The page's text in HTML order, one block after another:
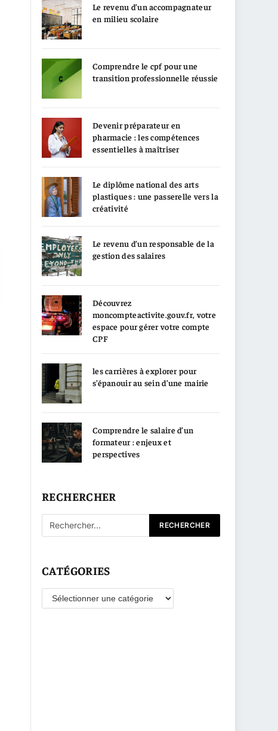
Le revenu d’un accompagnateur
en milieu scolaire
Comprendre le cpf pour une
transition professionnelle réussie
Devenir préparateur en
pharmacie : les compétences
essentielles à maîtriser
Le diplôme national des arts
plastiques : une passerelle vers la
créativité
Le revenu d’un responsable de la
gestion des salaires
Découvrez
moncompteactivite.gouv.fr, votre
espace pour gérer votre compte
CPF
les carrières à explorer pour
s’épanouir au sein d’une mairie
Comprendre le salaire d’un
formateur : enjeux et
perspectives
RECHERCHER
CATÉGORIES
Catégories